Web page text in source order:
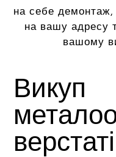
на себе демонтаж,
на вашу адресу
вашому
Викуп